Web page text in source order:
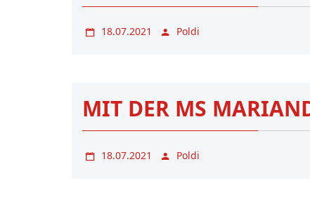
18.07.2021 Poldi
MIT DER MS
18.07.2021 Poldi